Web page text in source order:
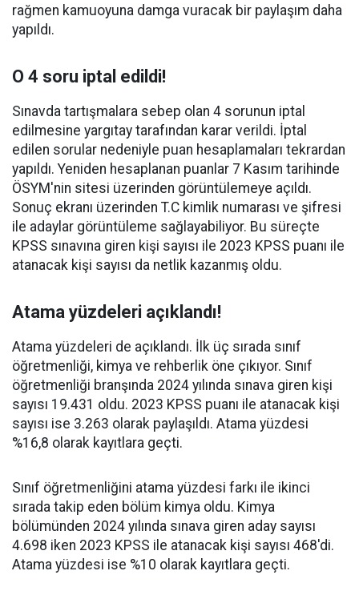
rağmen kamuoyuna damga vuracak bir paylaşım daha
yapıldı.
O 4 soru iptal edildi!
Sınavda tartışmalara sebep olan 4 sorunun iptal
edilmesine yargıtay tarafından karar verildi. İptal
edilen sorular nedeniyle puan hesaplamaları tekrardan
yapıldı. Yeniden hesaplanan puanlar 7 Kasım tarihinde
ÖSYM'nin sitesi üzerinden görüntülemeye açıldı.
Sonuç ekranı üzerinden T.C kimlik numarası ve şifresi
ile adaylar görüntüleme sağlayabiliyor. Bu süreçte
KPSS sınavına giren kişi sayısı ile 2023 KPSS puanı ile
atanacak kişi sayısı da netlik kazanmış oldu.
Atama yüzdeleri açıklandı!
Atama yüzdeleri de açıklandı. İlk üç sırada sınıf
öğretmenliği, kimya ve rehberlik öne çıkıyor. Sınıf
öğretmenliği branşında 2024 yılında sınava giren kişi
sayısı 19.431 oldu. 2023 KPSS puanı ile atanacak kişi
sayısı ise 3.263 olarak paylaşıldı. Atama yüzdesi
%16,8 olarak kayıtlara geçti.
Sınıf öğretmenliğini atama yüzdesi farkı ile ikinci
sırada takip eden bölüm kimya oldu. Kimya
bölümünden 2024 yılında sınava giren aday sayısı
4.698 iken 2023 KPSS ile atanacak kişi sayısı 468'di.
Atama yüzdesi ise %10 olarak kayıtlara geçti.